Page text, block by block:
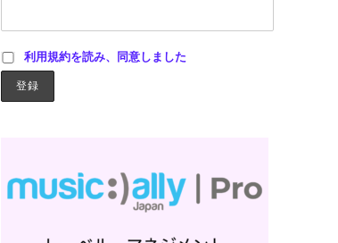
利用規約を読み、同意しました